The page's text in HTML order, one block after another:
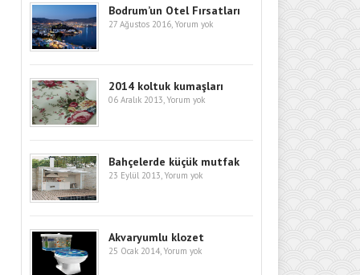
Bodrum’un Otel Fırsatları
27 Ağustos 2016, Yorum yok
2014 koltuk kumaşları
06 Aralık 2013, Yorum yok
Bahçelerde küçük mutfak
23 Eylül 2013, Yorum yok
Akvaryumlu klozet
25 Ocak 2014, Yorum yok